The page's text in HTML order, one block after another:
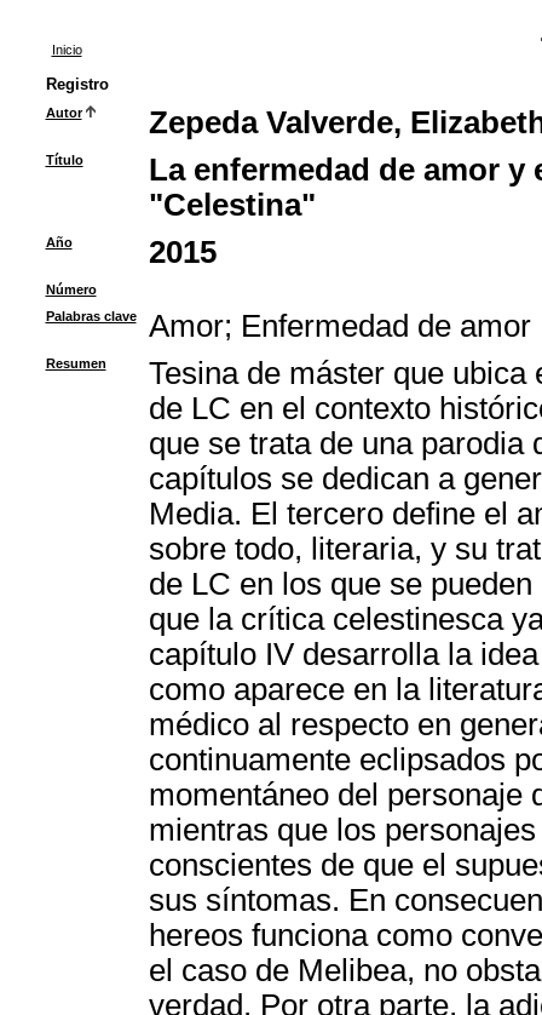
Inicio
Registro
Autor Zepeda Valverde,
Título
La enfermedad de amor y
"Celestina"
Año 2015
Número
Palabras clave
Amor; Enfermedad de amor
Resumen
Tesina de máster que
de LC en el contexto
que se trata de una parodia
capítulos se dedican a
Media. El tercero define el
sobre todo, literaria, y su
de LC en los que se
que la crítica celestinesca
capítulo IV desarrolla la
como aparece en la
médico al respecto en
continuamente eclipsados
momentáneo del personaje
mientras que los
conscientes de que el
sus síntomas. En
hereos funciona como
el caso de Melibea, no
verdad. Por otra parte, la